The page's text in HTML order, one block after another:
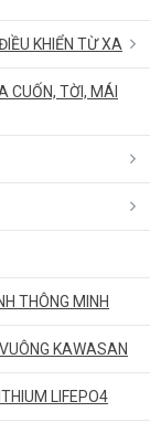
KHIỂN TỪ XA
CUỐN, TỜI, MÁI
THÔNG MINH
KAWASAN
LIFEPO4